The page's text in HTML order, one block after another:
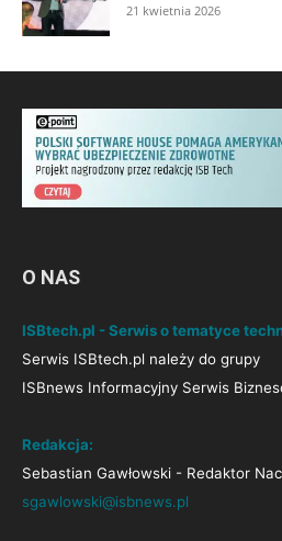
21 kwietnia 2026
O NAS
ISBtech.pl - Serwis o tematyce
Serwis ISBtech.pl należy do grupy
ISBnews Informacyjny Serwis
Redakcja:
Sebastian Gawłowski - Redaktor
sgawlowski@isbnews.pl